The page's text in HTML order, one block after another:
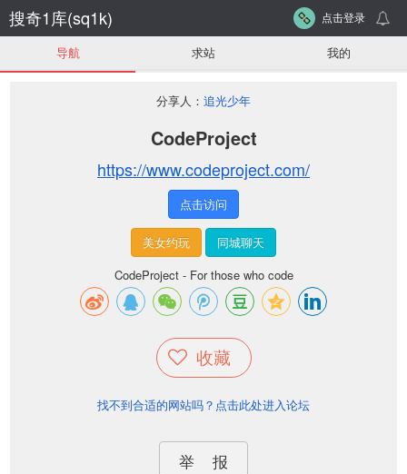
搜奇1库(sq1k) 点击登录
导航 求站 我的
分享人： 追光少年
CodeProject
https://www.codeproject.com/
点击访问
美女约玩
同城聊天
CodeProject - For those who code
收藏
找不到合适的网站吗？点击此处进入论坛
举 报